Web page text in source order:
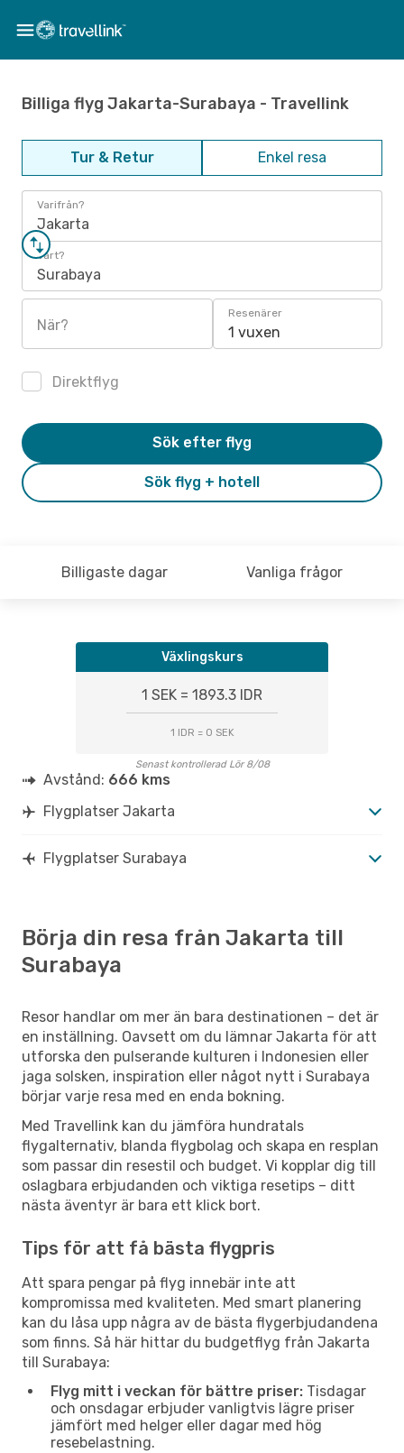
Billiga flyg Jakarta-Surabaya - Travellink
Tur & Retur Enkel resa
Varifrån?
Jakarta
Vart?
Surabaya
När?
Resenärer
1 vuxen
Direktflyg
Sök flyg + hotell
Sök efter flyg
Billigaste dagar Vanliga frågor
Växlingskurs
1 SEK = 1893.3 IDR
1 IDR = 0 SEK
Senast kontrollerad Lör 8/08
Avstånd: 666 kms
Flygplatser Jakarta
Flygplatser Surabaya
Börja din resa från Jakarta till
Surabaya
Resor handlar om mer än bara destinationen – det är
en inställning. Oavsett om du lämnar Jakarta för att
utforska den pulserande kulturen i Indonesien eller
jaga solsken, inspiration eller något nytt i Surabaya
börjar varje resa med en enda bokning.
Med Travellink kan du jämföra hundratals
flygalternativ, blanda flygbolag och skapa en resplan
som passar din resestil och budget. Vi kopplar dig till
oslagbara erbjudanden och viktiga resetips – ditt
nästa äventyr är bara ett klick bort.
Tips för att få bästa flygpris
Att spara pengar på flyg innebär inte att
kompromissa med kvaliteten. Med smart planering
kan du låsa upp några av de bästa flygerbjudandena
som finns. Så här hittar du budgetflyg från Jakarta
till Surabaya:
Flyg mitt i veckan för bättre priser: Tisdagar
och onsdagar erbjuder vanligtvis lägre priser
jämfört med helger eller dagar med hög
resebelastning.